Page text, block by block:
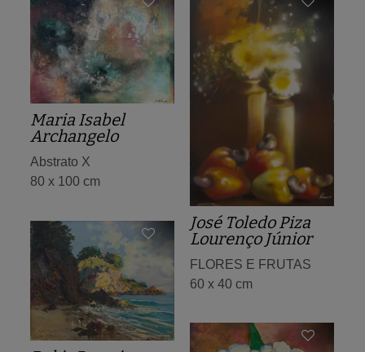
Maria Isabel
Archangelo
Abstrato X
80 x 100 cm
José Toledo Piza
Lourenço Júnior
FLORES E FRUTAS
60 x 40 cm